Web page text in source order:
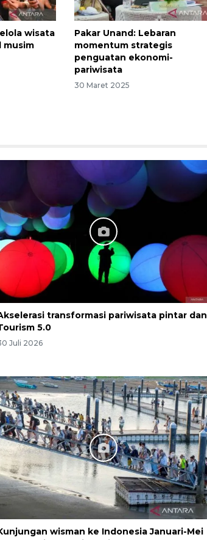
wisata
musim
Pakar Unand: Lebaran
momentum strategis
penguatan ekonomi-
pariwisata
30 Maret 2025
transformasi pariwisata pintar dan
5.0
Juli 2026
wisman ke Indonesia Januari-Mei